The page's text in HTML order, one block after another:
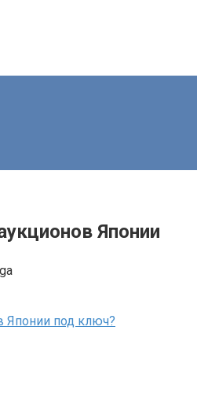
Японии
Японии под ключ?